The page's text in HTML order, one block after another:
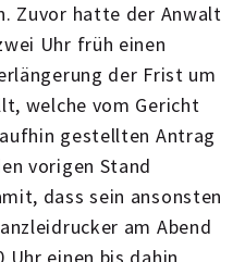
Zuvor hatte der Anwalt
Uhr früh einen
der Frist um
welche vom Gericht
gestellten Antrag
vorigen Stand
dass sein ansonsten
am Abend